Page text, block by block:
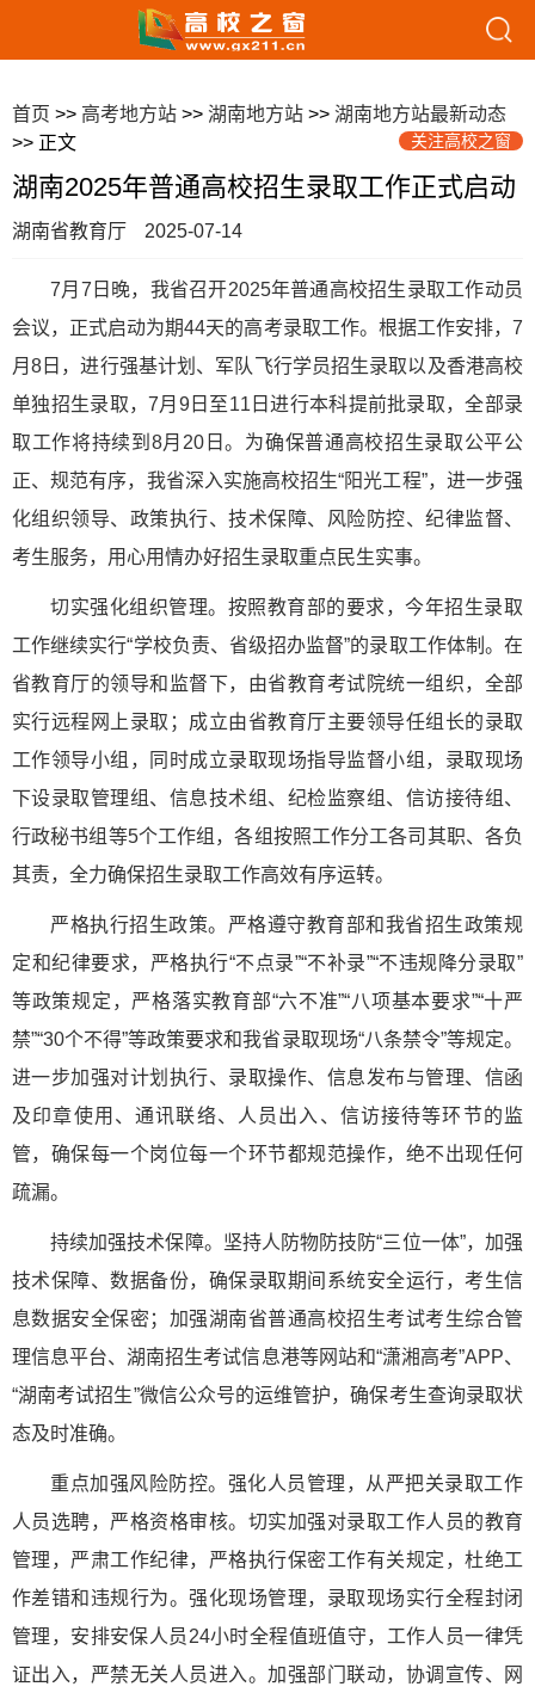
首页 >> 高考地方站 >> 湖南地方站 >> 湖南地方站最新动态
>> 正文
关注高校之窗
湖南2025年普通高校招生录取工作正式启动
湖南省教育厅 2025-07-14
7月7日晚，我省召开2025年普通高校招生录取工作动员
会议，正式启动为期44天的高考录取工作。根据工作安排，7
月8日，进行强基计划、军队飞行学员招生录取以及香港高校
单独招生录取，7月9日至11日进行本科提前批录取，全部录
取工作将持续到8月20日。为确保普通高校招生录取公平公
正、规范有序，我省深入实施高校招生“阳光工程”，进一步强
化组织领导、政策执行、技术保障、风险防控、纪律监督、
考生服务，用心用情办好招生录取重点民生实事。
切实强化组织管理。按照教育部的要求，今年招生录取
工作继续实行“学校负责、省级招办监督”的录取工作体制。在
省教育厅的领导和监督下，由省教育考试院统一组织，全部
实行远程网上录取；成立由省教育厅主要领导任组长的录取
工作领导小组，同时成立录取现场指导监督小组，录取现场
下设录取管理组、信息技术组、纪检监察组、信访接待组、
行政秘书组等5个工作组，各组按照工作分工各司其职、各负
其责，全力确保招生录取工作高效有序运转。
严格执行招生政策。严格遵守教育部和我省招生政策规
定和纪律要求，严格执行“不点录”“不补录”“不违规降分录取”
等政策规定，严格落实教育部“六不准”“八项基本要求”“十严
禁”“30个不得”等政策要求和我省录取现场“八条禁令”等规定。
进一步加强对计划执行、录取操作、信息发布与管理、信函
及印章使用、通讯联络、人员出入、信访接待等环节的监
管，确保每一个岗位每一个环节都规范操作，绝不出现任何
疏漏。
持续加强技术保障。坚持人防物防技防“三位一体”，加强
技术保障、数据备份，确保录取期间系统安全运行，考生信
息数据安全保密；加强湖南省普通高校招生考试考生综合管
理信息平台、湖南招生考试信息港等网站和“潇湘高考”APP、
“湖南考试招生”微信公众号的运维管护，确保考生查询录取状
态及时准确。
重点加强风险防控。强化人员管理，从严把关录取工作
人员选聘，严格资格审核。切实加强对录取工作人员的教育
管理，严肃工作纪律，严格执行保密工作有关规定，杜绝工
作差错和违规行为。强化现场管理，录取现场实行全程封闭
管理，安排安保人员24小时全程值班值守，工作人员一律凭
证出入，严禁无关人员进入。加强部门联动，协调宣传、网